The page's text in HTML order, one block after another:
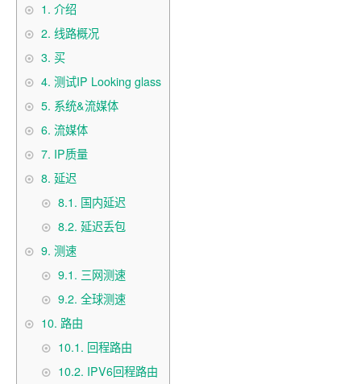
1. 介绍
2. 线路概况
3. 买
4. 测试IP Looking glass
5. 系统&流媒体
6. 流媒体
7. IP质量
8. 延迟
8.1. 国内延迟
8.2. 延迟丢包
9. 测速
9.1. 三网测速
9.2. 全球测速
10. 路由
10.1. 回程路由
10.2. IPV6回程路由